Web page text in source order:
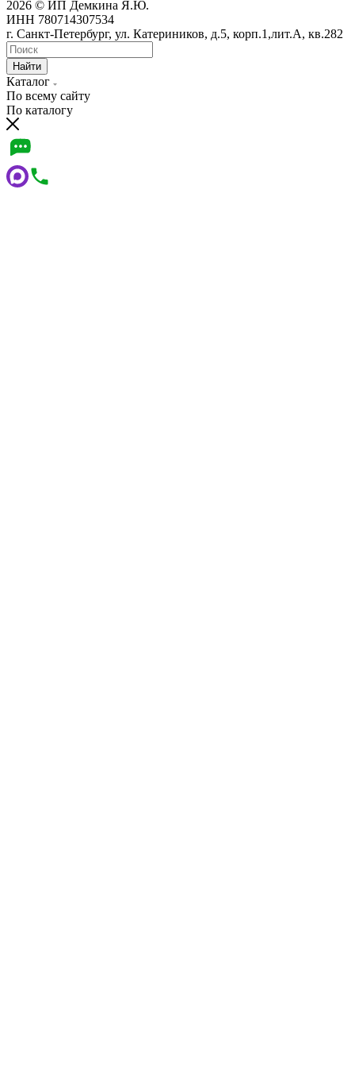
2026 © ИП Демкина Я.Ю.
ИНН 780714307534
г. Санкт-Петербург, ул. Катериников, д.5, корп.1,лит.А, кв.282
Найти
Каталог
По всему сайту
По каталогу